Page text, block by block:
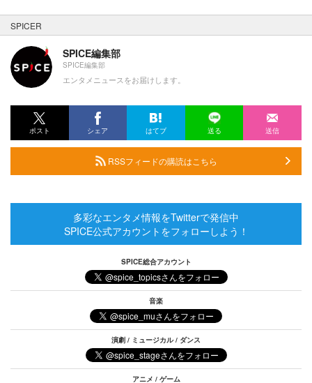
SPICER
SPICE編集部
SPICE編集部
エンタメニュースをお届けします。
ポスト シェア はてブ 送る 送信
RSSフィードの購読はこちら
多彩なエンタメ情報をTwitterで発信中
SPICE公式アカウントをフォローしよう！
SPICE総合アカウント
音楽
演劇 / ミュージカル / ダンス
アニメ / ゲーム